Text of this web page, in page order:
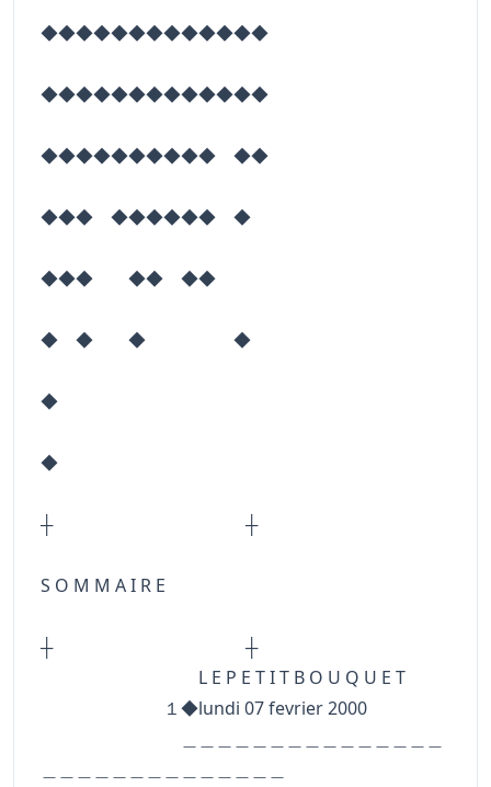
◆◆◆◆◆◆◆◆◆◆◆◆◆
◆◆◆◆◆◆◆◆◆◆◆◆◆
◆◆◆◆◆◆◆◆◆◆ ◆◆
◆◆◆ ◆◆◆◆◆◆ ◆
◆◆◆ ◆◆ ◆◆
◆ ◆ ◆ ◆
◆
◆
┼ ┼
S O M M A I R E
┼ ┼
L E P E T I T B O U Q U E T
１◆lundi 07 fevrier 2000